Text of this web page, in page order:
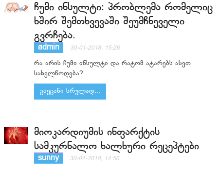
ჩუმი ინსულტი: პრობლემა რომელიც
ხშირ შემთხვევაში შეუმჩნეველი
გვრჩება.
admin 30-01-2018, 15:26
რა არის ჩუმი ინსულტი და რატომ ატარებს ასეთ
სახელწოდება?..
გაეცანი სრულად...
მიოკარდიუმის ინფარქტის
სამკურნალო ხალხური რეცეპტები
sunny 30-01-2018, 14:56